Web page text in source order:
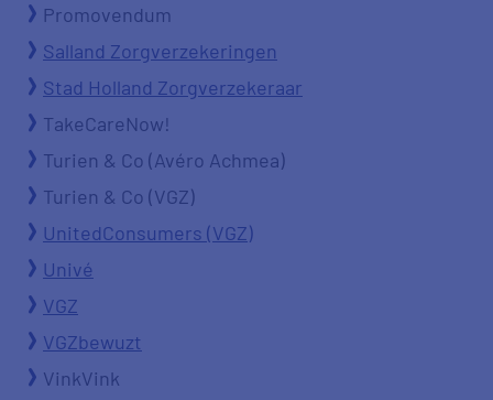
Promovendum
Salland Zorgverzekeringen
Stad Holland Zorgverzekeraar
TakeCareNow!
Turien & Co (Avéro Achmea)
Turien & Co (VGZ)
UnitedConsumers (VGZ)
Univé
VGZ
VGZbewuzt
VinkVink